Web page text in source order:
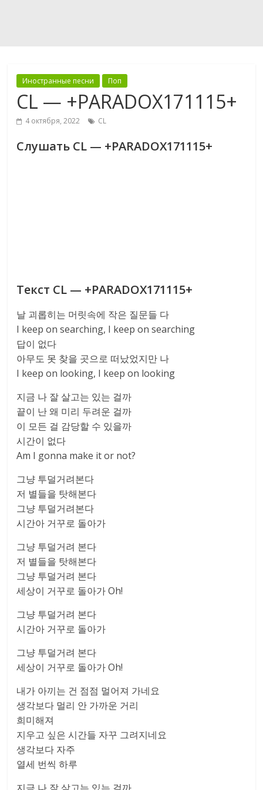
Иностранные песни Поп
CL — +PARADOX171115+
4 октября, 2022 CL
Слушать CL — +PARADOX171115+
Текст CL — +PARADOX171115+
날 괴롭히는 머릿속에 작은 질문들 다
I keep on searching, I keep on searching
답이 없다
아무도 못 찾을 곳으로 떠났었지만 나
I keep on looking, I keep on looking
지금 나 잘 살고는 있는 걸까
끝이 난 왜 미리 두려운 걸까
이 모든 걸 감당할 수 있을까
시간이 없다
Am I gonna make it or not?
그냥 투덜거려본다
저 별들을 탓해본다
그냥 투덜거려본다
시간아 거꾸로 돌아가
그냥 투덜거려 본다
저 별들을 탓해본다
그냥 투덜거려 본다
세상이 거꾸로 돌아가 Oh!
그냥 투덜거려 본다
시간아 거꾸로 돌아가
그냥 투덜거려 본다
세상이 거꾸로 돌아가 Oh!
내가 아끼는 건 점점 멀어져 가네요
생각보다 멀리 안 가까운 거리
희미해져
지우고 싶은 시간들 자꾸 그려지네요
생각보다 자주
열세 번씩 하루